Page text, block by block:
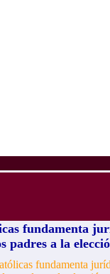
fundamenta
padres a la